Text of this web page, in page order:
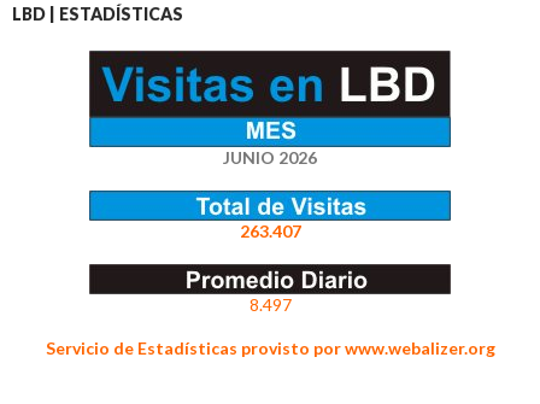
LBD | ESTADÍSTICAS
JUNIO 2026
263.407
8.497
Servicio de Estadísticas provisto por www.webalizer.org